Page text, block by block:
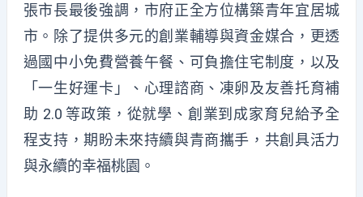
張市長最後強調，市府正全方位構築青年宜居城
市。除了提供多元的創業輔導與資金媒合，更透
過國中小免費營養午餐、可負擔住宅制度，以及
「一生好運卡」、心理諮商、凍卵及友善托育補
助 2.0 等政策，從就學、創業到成家育兒給予全
程支持，期盼未來持續與青商攜手，共創具活力
與永續的幸福桃園。